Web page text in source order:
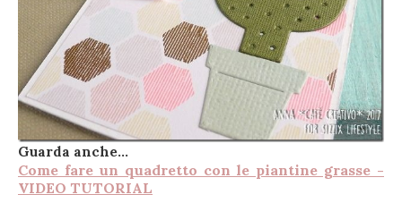
Guarda anche...
Come fare un quadretto con le piantine grasse -
VIDEO TUTORIAL